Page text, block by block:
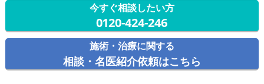
今すぐ相談したい方
0120-424-246
施術・治療に関する
相談・名医紹介依頼はこちら